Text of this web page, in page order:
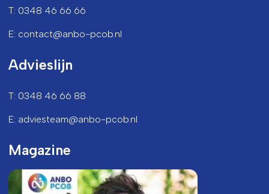
T: 0348 46 66 66
E: contact@anbo-pcob.nl
Advieslijn
T: 0348 46 66 88
E: adviesteam@anbo-pcob.nl
Magazine